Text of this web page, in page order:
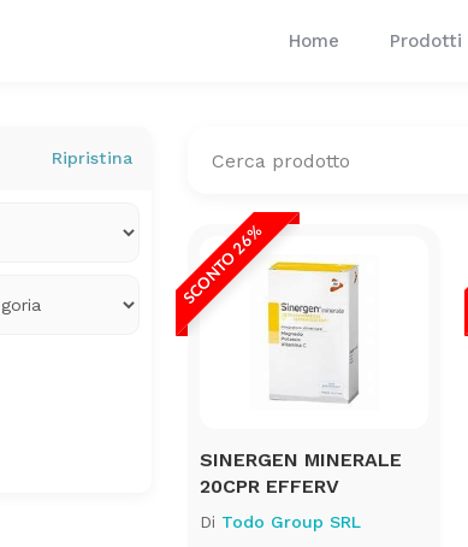
Home Prodotti
Ripristina
SCONTO 26%
SINERGEN MINERALE
20CPR EFFERV
Di Todo Group SRL